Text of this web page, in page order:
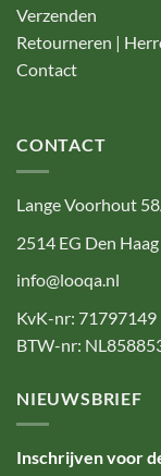
Verzenden
Retourneren |
Contact
CONTACT
Lange Voorhout
2514 EG Den Haag
info@looqa.nl
KvK-nr: 71797149
BTW-nr:
NIEUWSBRIEF
Inschrijven voor